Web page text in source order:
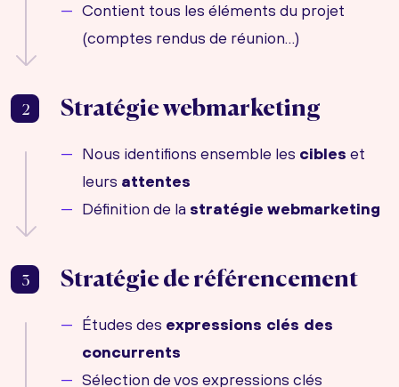
Contient tous les éléments du projet
(comptes rendus de réunion…)
2 Stratégie webmarketing
Nous identifions ensemble les cibles et
leurs attentes
Définition de la stratégie webmarketing
3 Stratégie de référencement
Études des expressions clés des
concurrents
Sélection de vos expressions clés